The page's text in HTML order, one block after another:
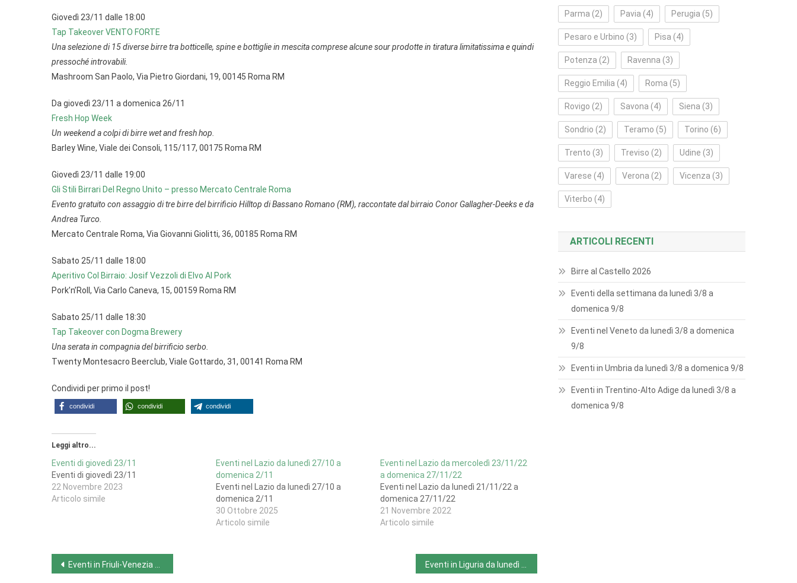
Giovedì 23/11 dalle 18:00
Tap Takeover VENTO FORTE
Una selezione di 15 diverse birre tra botticelle, spine e bottiglie in mescita comprese alcune sour prodotte in tiratura limitatissima e quindi
pressoché introvabili.
Mashroom San Paolo, Via Pietro Giordani, 19, 00145 Roma RM
Da giovedì 23/11 a domenica 26/11
Fresh Hop Week
Un weekend a colpi di birre wet and fresh hop.
Barley Wine, Viale dei Consoli, 115/117, 00175 Roma RM
Giovedì 23/11 dalle 19:00
Gli Stili Birrari Del Regno Unito – presso Mercato Centrale Roma
Evento gratuito con assaggio di tre birre del birrificio Hilltop di Bassano Romano (RM), raccontate dal birraio Conor Gallagher-Deeks e da
Andrea Turco.
Mercato Centrale Roma, Via Giovanni Giolitti, 36, 00185 Roma RM
Sabato 25/11 dalle 18:00
Aperitivo Col Birraio: Josif Vezzoli di Elvo Al Pork
Pork’n’Roll, Via Carlo Caneva, 15, 00159 Roma RM
Sabato 25/11 dalle 18:30
Tap Takeover con Dogma Brewery
Una serata in compagnia del birrificio serbo.
Twenty Montesacro Beerclub, Viale Gottardo, 31, 00141 Roma RM
Condividi per primo il post!
condividi condividi condividi
Leggi altro...
Eventi di giovedì 23/11
Eventi di giovedì 23/11
22 Novembre 2023
Articolo simile
Eventi nel Lazio da lunedì 27/10 a
domenica 2/11
Eventi nel Lazio da lunedì 27/10 a
domenica 2/11
30 Ottobre 2025
Articolo simile
Eventi nel Lazio da mercoledì 23/11/22
a domenica 27/11/22
Eventi nel Lazio da lunedì 21/11/22 a
domenica 27/11/22
21 Novembre 2022
Articolo simile
Navigazione
Eventi in Friuli-Venezia Giulia da lunedì 20/11 a domenica 26/11
Parma (2) Pavia (4) Perugia (5)
Pesaro e Urbino (3) Pisa (4)
Potenza (2) Ravenna (3)
Reggio Emilia (4) Roma (5)
Rovigo (2) Savona (4) Siena (3)
Sondrio (2) Teramo (5) Torino (6)
Trento (3) Treviso (2) Udine (3)
Varese (4) Verona (2) Vicenza (3)
Viterbo (4)
ARTICOLI RECENTI
Birre al Castello 2026
Eventi della settimana da lunedì 3/8 a
domenica 9/8
Eventi nel Veneto da lunedì 3/8 a domenica
9/8
Eventi in Umbria da lunedì 3/8 a domenica 9/8
Eventi in Trentino-Alto Adige da lunedì 3/8 a
domenica 9/8